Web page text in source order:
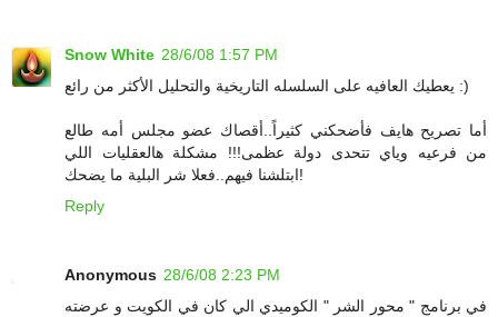
Snow White 28/6/08 1:57 PM
يعطيك العافيه على السلسله التاريخية والتحليل الأكثر من رائع :)
أما تصريح هايف فأضحكني كثيراً..أقصاك عضو مجلس أمه طالع
من فرعيه وياي تتحدى دولة عظمى!!! مشكلة هالعقليات اللي
ابتلشنا فيهم..فعلا شر البلية ما يضحك!
Reply
Anonymous 28/6/08 2:23 PM
في برنامج " محور الشر " الكوميدي الي كان في الكويت و عرضته